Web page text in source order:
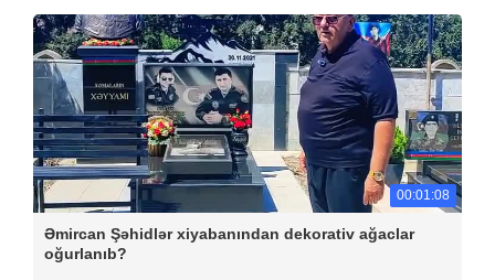
00:01:08
Əmircan Şəhidlər xiyabanından dekorativ ağaclar
oğurlanıb?